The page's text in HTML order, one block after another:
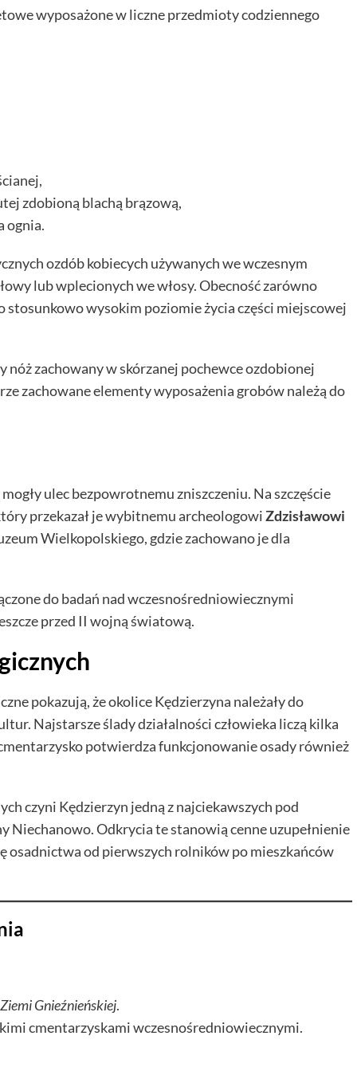
wyposażone w liczne przedmioty codziennego
zdobioną blachą brązową,
ognia.
ozdób kobiecych używanych we wczesnym
lub wplecionych we włosy. Obecność zarówno
wysokim poziomie życia części miejscowej
zachowany w skórzanej pochewce ozdobionej
zachowane elementy wyposażenia grobów należą do
ulec bezpowrotnemu zniszczeniu. Na szczęście
przekazał je wybitnemu archeologowiZdzisławowi
Wielkopolskiego, gdzie zachowano je dla
do badań nad wczesnośredniowiecznymi
przed II wojną światową.
pokazują, że okolice Kędzierzyna należały do
Najstarsze ślady działalności człowieka liczą kilka
potwierdza funkcjonowanie osady również
czyni Kędzierzyn jedną z najciekawszych pod
Niechanowo. Odkrycia te stanowią cenne uzupełnienie
osadnictwa od pierwszych rolników po mieszkańców
Gnieźnieńskiej.
cmentarzyskami wczesnośredniowiecznymi.